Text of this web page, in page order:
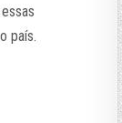
país.